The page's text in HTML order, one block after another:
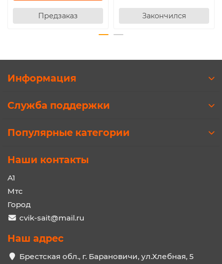
Предзаказ Закончился
Информация
Служба поддержки
Популярные категории
Наши контакты
A1
Мтс
Город
cvik-sait@mail.ru
Наш адрес
Брестская обл., г. Барановичи, ул.Хлебная, 5